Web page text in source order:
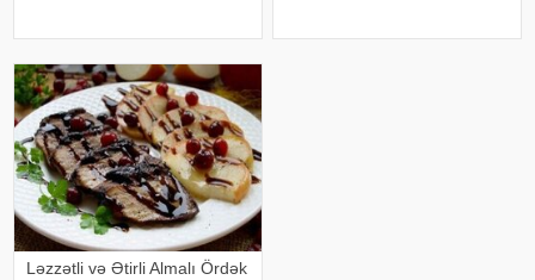
minerallar qaynağı olan bu
qarışımın reseptini təqdi
Ləzzətli və Ətirli Almalı Ördək